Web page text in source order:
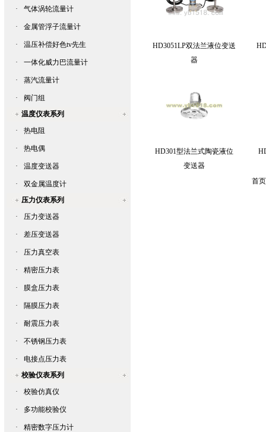
· 气体涡轮流量计
· 金属管浮子流量计
· 温压补偿好色tv先生
· 一体化威力巴流量计
· 蒸汽流量计
·
阀门组
温度仪表系列
·
热电阻
· 热电偶
· 温度变送器
·
双金属温度计
压力仪表系列
·
压力变送器
· 差压变送器
· 压力真空表
· 精密压力表
· 膜盒压力表
· 隔膜压力表
· 耐震压力表
· 不锈钢压力表
·
电接点压力表
校验仪表系列
·
校验仿真仪
· 多功能校验仪
· 精密数字压力计
HD3051LP双法兰液位变送
器
HD301型法兰式陶瓷液位
变送器
首